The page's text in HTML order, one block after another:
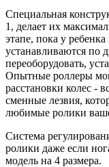
Специальная
1, делает их
этапе, пока у
устанавливаются по
переоборудовать,
Опытные роллеры
расстановки колес -
сменные лезвия,
любимые ролики
Система
ролики даже если
модель на 4 размера.